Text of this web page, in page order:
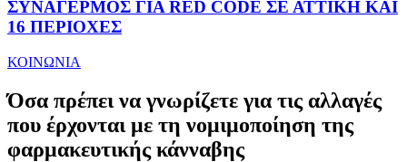
ΣΥΝΑΓΕΡΜΟΣ ΓΙΑ RED CODE ΣΕ ΑΤΤΙΚΗ ΚΑΙ
16 ΠΕΡΙΟΧΕΣ
ΚΟΙΝΩΝΙΑ
Όσα πρέπει να γνωρίζετε για τις αλλαγές
που έρχονται με τη νομιμοποίηση της
φαρμακευτικής κάνναβης